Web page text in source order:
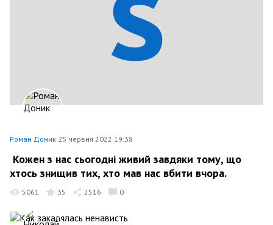
Роман Доник 25 червня 2022 19:38
Кожен з нас сьогодні живий завдяки тому, що
хтось знищив тих, хто мав нас вбити вчора.
5061 35 2516 0